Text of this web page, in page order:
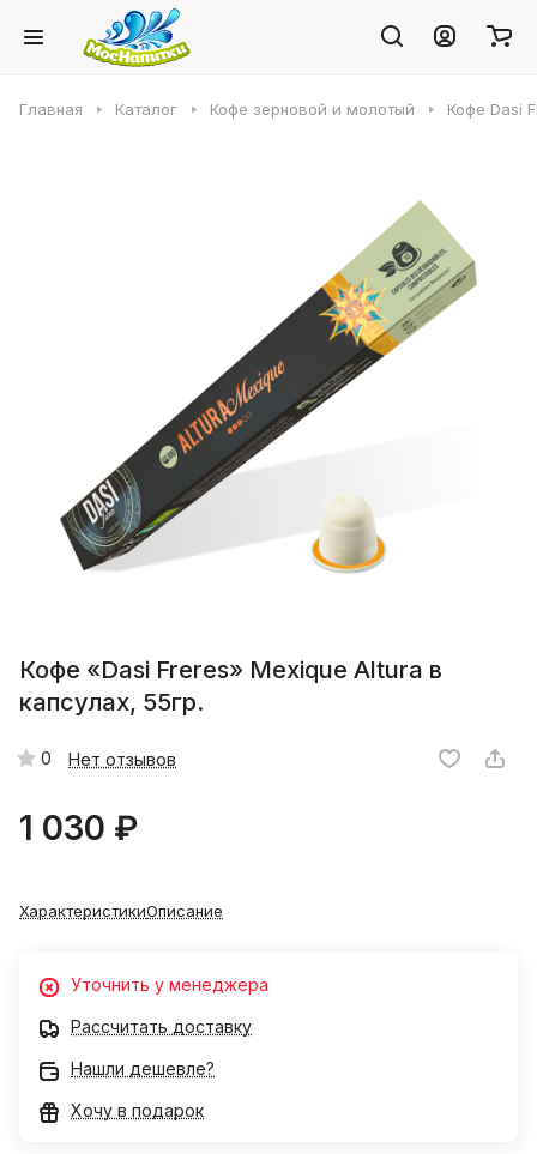
Главная Каталог Кофе зерновой и молотый Кофе Dasi
Кофе «Dasi Freres» Mexique Altura в
капсулах, 55гр.
0 Нет отзывов
1 030 ₽
ХарактеристикиОписание
Уточнить у менеджера
Рассчитать доставку
Нашли дешевле?
Хочу в подарок